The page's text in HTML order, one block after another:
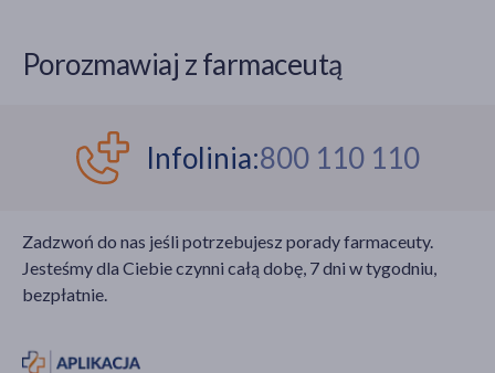
Porozmawiaj z farmaceutą
Infolinia:800 110 110
Zadzwoń do nas jeśli potrzebujesz porady farmaceuty.
Jesteśmy dla Ciebie czynni całą dobę, 7 dni w tygodniu,
bezpłatnie.